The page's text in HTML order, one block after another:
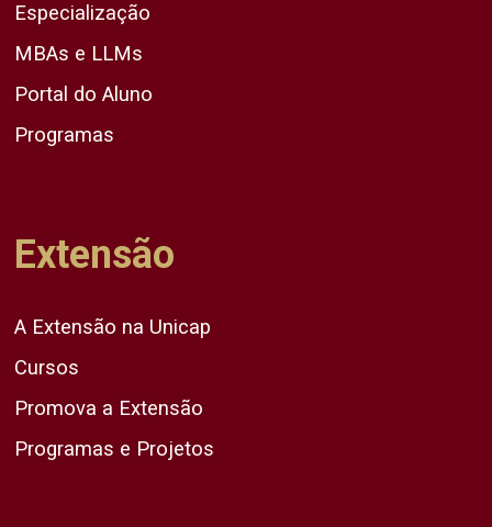
Especialização
MBAs e LLMs
Portal do Aluno
Programas
Extensão
A Extensão na Unicap
Cursos
Promova a Extensão
Programas e Projetos